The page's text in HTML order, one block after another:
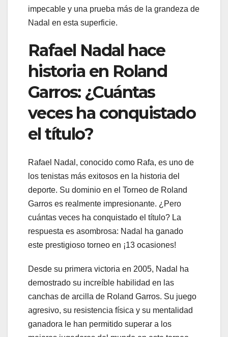
impecable y una prueba más de la grandeza de
Nadal en esta superficie.
Rafael Nadal hace
historia en Roland
Garros: ¿Cuántas
veces ha conquistado
el título?
Rafael Nadal, conocido como Rafa, es uno de
los tenistas más exitosos en la historia del
deporte. Su dominio en el Torneo de Roland
Garros es realmente impresionante. ¿Pero
cuántas veces ha conquistado el título? La
respuesta es asombrosa: Nadal ha ganado
este prestigioso torneo en ¡13 ocasiones!
Desde su primera victoria en 2005, Nadal ha
demostrado su increíble habilidad en las
canchas de arcilla de Roland Garros. Su juego
agresivo, su resistencia física y su mentalidad
ganadora le han permitido superar a los